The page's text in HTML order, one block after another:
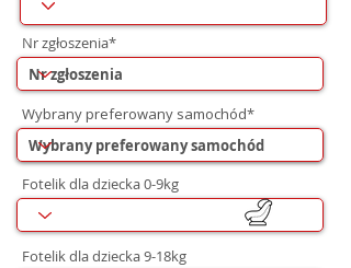
Nr zgłoszenia*
Wybrany preferowany samochód*
Fotelik dla dziecka 0-9kg
Fotelik dla dziecka 9-18kg